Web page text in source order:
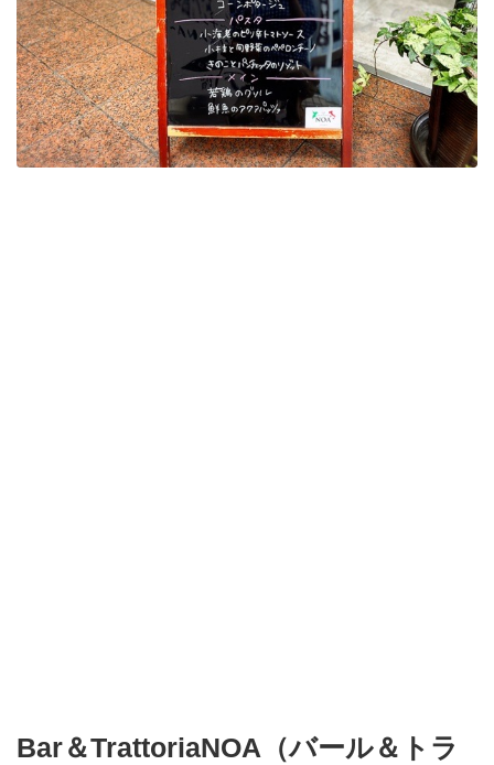
Bar＆TrattoriaNOA（バール＆トラ